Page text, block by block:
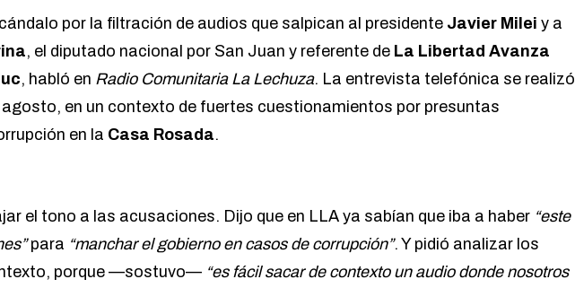
por la filtración de audios que salpican al presidente Javier Milei y a
, el diputado nacional por San Juan y referente de La Libertad Avanza
, habló en Radio Comunitaria La Lechuza. La entrevista telefónica se realizó
agosto, en un contexto de fuertes cuestionamientos por presuntas
en la Casa Rosada.
el tono a las acusaciones. Dijo que en LLA ya sabían que iba a haber “este
para “manchar el gobierno en casos de corrupción”. Y pidió analizar los
porque —sostuvo— “es fácil sacar de contexto un audio donde nosotros